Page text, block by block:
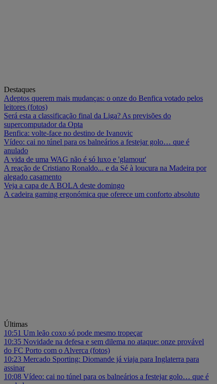
Destaques
Adeptos querem mais mudanças: o onze do Benfica votado pelos
leitores (fotos)
Será esta a classificação final da Liga? As previsões do
supercomputador da Opta
Benfica: volte-face no destino de Ivanovic
Vídeo: cai no túnel para os balneários a festejar golo… que é
anulado
A vida de uma WAG não é só luxo e 'glamour'
A reação de Cristiano Ronaldo... e da Sé à loucura na Madeira por
alegado casamento
Veja a capa de A BOLA deste domingo
A cadeira gaming ergonómica que oferece um conforto absoluto
Últimas
10:51 Um leão coxo só pode mesmo tropeçar
10:35 Novidade na defesa e sem dilema no ataque: onze provável
do FC Porto com o Alverca (fotos)
10:23 Mercado Sporting: Diomande já viaja para Inglaterra para
assinar
10:08 Vídeo: cai no túnel para os balneários a festejar golo… que é